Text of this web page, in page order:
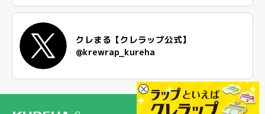
クレまる【クレラップ公式】
@krewrap_kureha